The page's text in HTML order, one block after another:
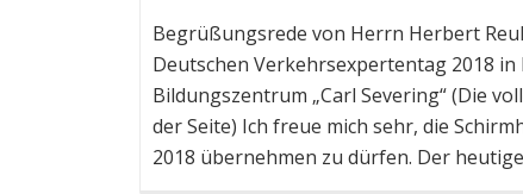
Begrüßungsrede von Herrn Herbert
Deutschen Verkehrsexpertentag 2018
Bildungszentrum „Carl Severing“ (Die
der Seite) Ich freue mich sehr, die
2018 übernehmen zu dürfen. Der